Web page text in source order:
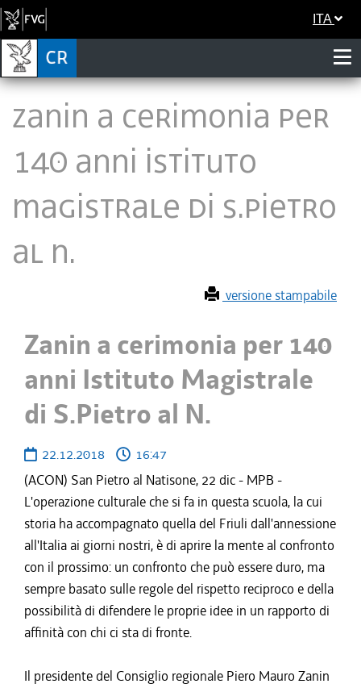
ITA
Zanin a cerimonia per
140 anni Istituto
Magistrale di S.Pietro
al N.
versione stampabile
Zanin a cerimonia per 140
anni Istituto Magistrale
di S.Pietro al N.
22.12.2018
16:47
(ACON) San Pietro al Natisone, 22 dic - MPB -
L'operazione culturale che si fa in questa scuola, la cui
storia ha accompagnato quella del Friuli dall'annessione
all'Italia ai giorni nostri, è di aprire la mente al confronto
con il prossimo: un confronto che può essere duro, ma
sempre basato sulle regole del rispetto reciproco e della
possibilità di difendere le proprie idee in un rapporto di
affinità con chi ci sta di fronte.
Il presidente del Consiglio regionale Piero Mauro Zanin